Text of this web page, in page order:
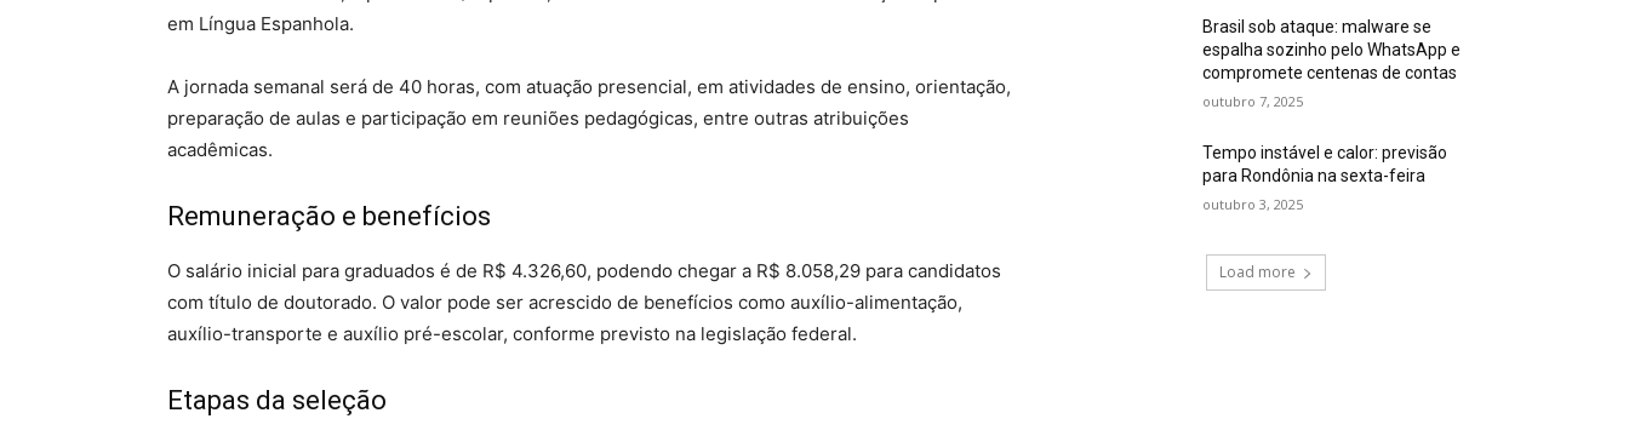
em Língua Espanhola.
A jornada semanal será de 40 horas, com atuação presencial, em atividades de ensino, orientação,
preparação de aulas e participação em reuniões pedagógicas, entre outras atribuições
acadêmicas.
Remuneração e benefícios
O salário inicial para graduados é de R$ 4.326,60, podendo chegar a R$ 8.058,29 para candidatos
com título de doutorado. O valor pode ser acrescido de benefícios como auxílio-alimentação,
auxílio-transporte e auxílio pré-escolar, conforme previsto na legislação federal.
Etapas da seleção
Brasil sob ataque: malware se
espalha sozinho pelo WhatsApp e
compromete centenas de contas
outubro 7, 2025
Tempo instável e calor: previsão
para Rondônia na sexta-feira
outubro 3, 2025
Load more